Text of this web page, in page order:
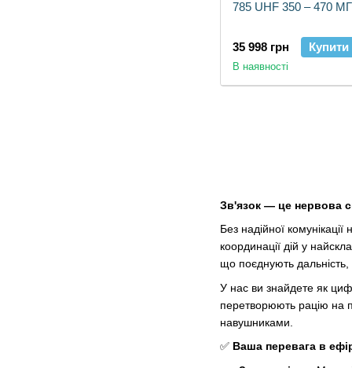
Зв'язок — це нервова
Без надійної
координації дій у
що поєднують дальність,
У нас ви знайдете як
перетворюють рацію на
навушниками.
✅ Ваша перевага в
785 UHF 350 – 470
35 998 грн Купити
В наявності